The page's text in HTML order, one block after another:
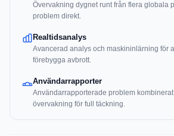
Övervakning dygnet runt från flera globala
problem direkt.
Realtidsanalys
Avancerad analys och maskininlärning för
förebygga avbrott.
Användarrapporter
Användarrapporterade problem
övervakning för full täckning.